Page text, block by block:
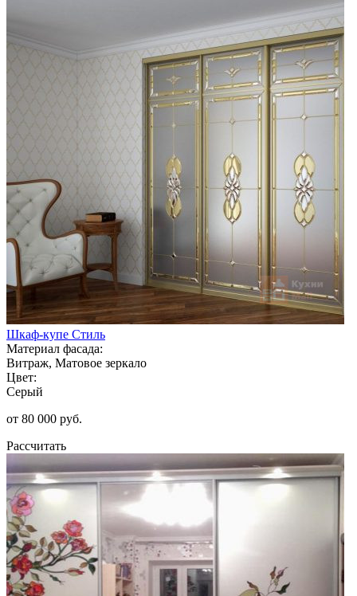
Шкаф-купе Стиль
Материал фасада:
Витраж, Матовое зеркало
Цвет:
Серый
от 80 000 руб.
Рассчитать